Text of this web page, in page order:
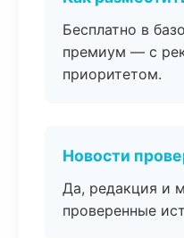
Бесплатно в
премиум — с
приоритетом.
Новости
Да, редакция и
проверенные